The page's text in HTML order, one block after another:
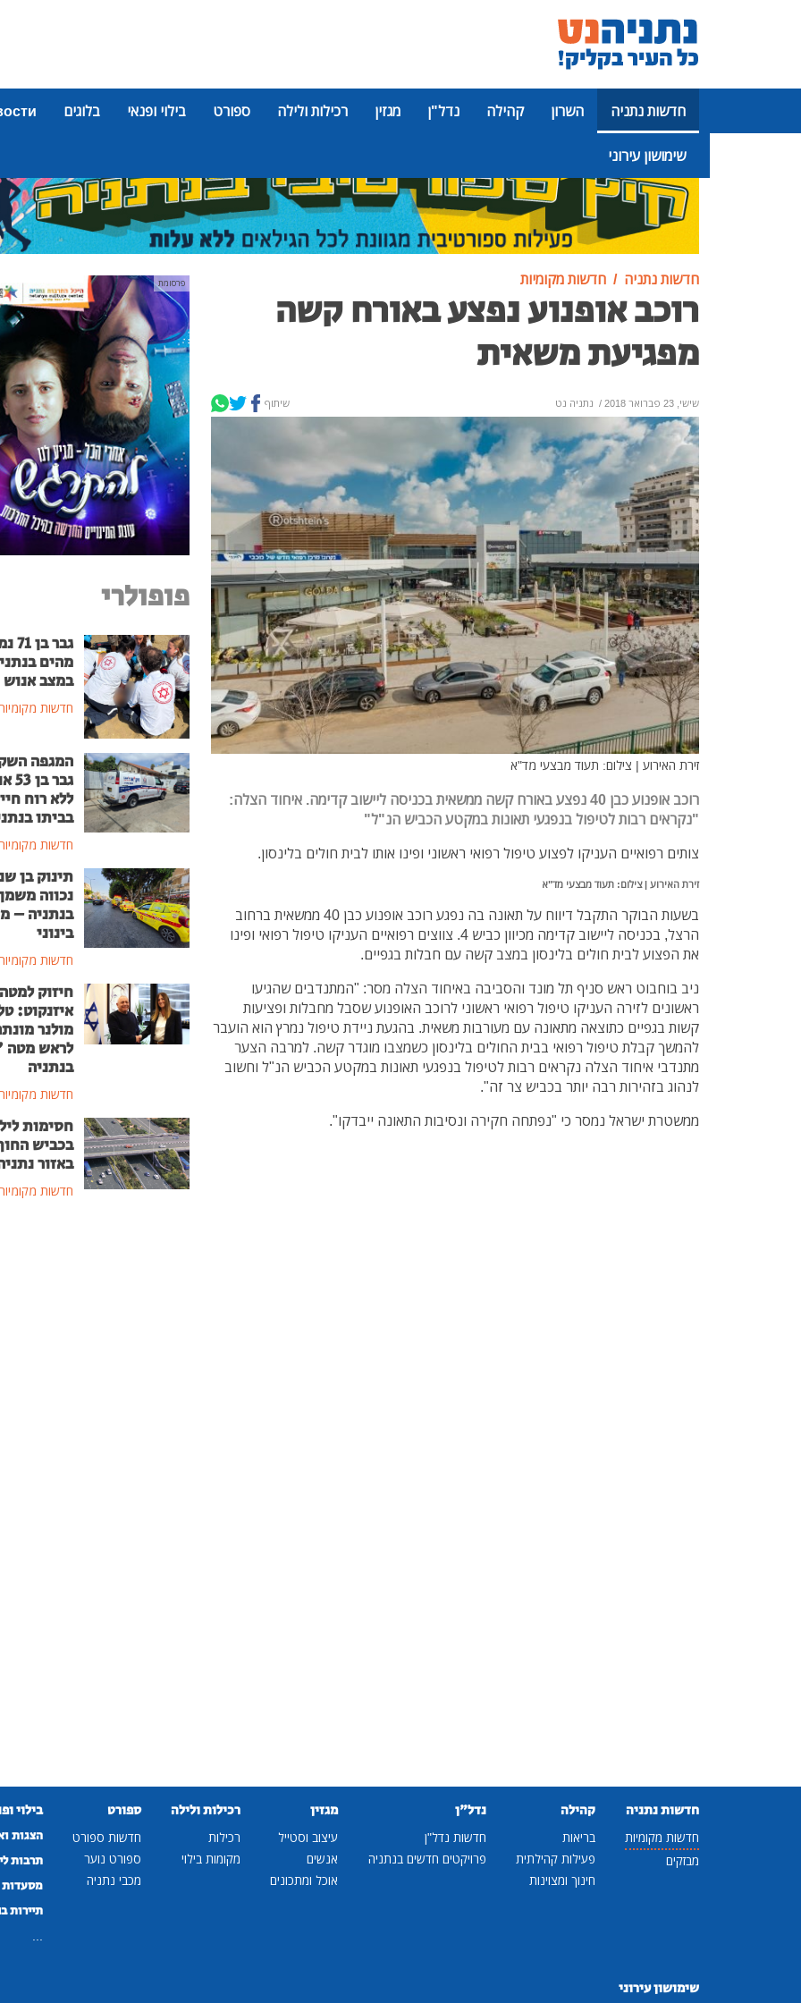
חדשות נתניה השרון קהילה נדל"ן מגזין רכילות ולילה ספורט בילוי ופנאי בלוגים
שימושון עירוני
פרסומת
חדשות נתניה חדשות מקומיות
רוכב אופנוע נפצע באורח קשה
מפגיעת משאית
שישי, 23 פברואר 2018 / נתניה נט שיתוף
זירת האירוע | צילום: תעוד מבצעי מד"א
רוכב אופנוע כבן 40 נפצע באורח קשה ממשאית בכניסה ליישוב קדימה. איחוד הצלה:
"נקראים רבות לטיפול בנפגעי תאונות במקטע הכביש הנ"ל"
צותים רפואיים העניקו לפצוע טיפול רפואי ראשוני ופינו אותו לבית חולים בלינסון.
זירת האירוע | צילום: תעוד מבצעי מד"א
בשעות הבוקר התקבל דיווח על תאונה בה נפגע רוכב אופנוע כבן 40 ממשאית ברחוב
הרצל, בכניסה ליישוב קדימה מכיוון כביש 4. צווצים רפואיים העניקו טיפול רפואי ופינו
את הפצוע לבית חולים בלינסון במצב קשה עם חבלות בגפיים.
ניב בוחבוט ראש סניף תל מונד והסביבה באיחוד הצלה מסר: "המתנדבים שהגיעו
ראשונים לזירה העניקו טיפול רפואי ראשוני לרוכב האופנוע שסבל מחבלות ופציעות
קשות בגפיים כתוצאה מתאונה עם מעורבות משאית. בהגעת ניידת טיפול נמרץ הוא הועבר
להמשך קבלת טיפול רפואי בבית החולים בלינסון כשמצבו מוגדר קשה. למרבה הצער
מתנדבי איחוד הצלה נקראים רבות לטיפול בנפגעי תאונות במקטע הכביש הנ"ל וחשוב
לנהוג בזהירות רבה יותר בכביש צר זה".
ממשטרת ישראל נמסר כי "נפתחה חקירה ונסיבות התאונה ייבדקו".
פרסומת
פופולרי
גבר
מהים
במצב אנוש
חדשות
המגפה
גבר
ללא רוח
בביתו
חדשות
תינוק בן
נכווה
בנתניה –
בינוני
חדשות
חיזוק למטה
איזנקוט:
מולנר
לראש
בנתניה
חדשות
חסימות
בכביש
באזור
חדשות
חדשות נתניה
חדשות מקומיות
מבזקים
קהילה
בריאות
פעילות קהילתית
חינוך ומצוינות
נדל"ן
חדשות נדל"ן
פרויקטים חדשים בנתניה
מגזין
עיצוב וסטייל
אנשים
אוכל ומתכונים
רכילות ולילה
רכילות
מקומות בילוי
ספורט
חדשות ספורט
ספורט נוער
מכבי נתניה
בילוי
הצגות
תרבות
מסעדות
תיירות
שימושון עירוני